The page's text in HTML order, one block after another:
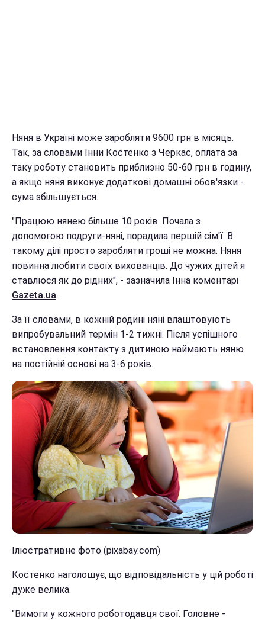
Няня в Україні може заробляти 9600 грн в місяць.
Так, за словами Інни Костенко з Черкас, оплата за
таку роботу становить приблизно 50-60 грн в годину,
а якщо няня виконує додаткові домашні обов'язки -
сума збільшується.
"Працюю нянею більше 10 років. Почала з
допомогою подруги-няні, порадила першій сім'ї. В
такому ділі просто заробляти гроші не можна. Няня
повинна любити своїх вихованців. До чужих дітей я
ставлюся як до рідних", - зазначила Інна коментарі
Gazeta.ua.
За її словами, в кожній родині няні влаштовують
випробувальний термін 1-2 тижні. Після успішного
встановлення контакту з дитиною наймають няню
на постійній основі на 3-6 років.
Ілюстративне фото (pixabay.com)
Костенко наголошує, що відповідальність у цій роботі
дуже велика.
"Вимоги у кожного роботодавця свої. Головне -